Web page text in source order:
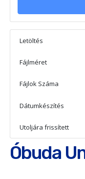
Letöltés
Fájlméret
Fájlok Száma
Dátumkészítés
Utoljára frissített
Óbuda